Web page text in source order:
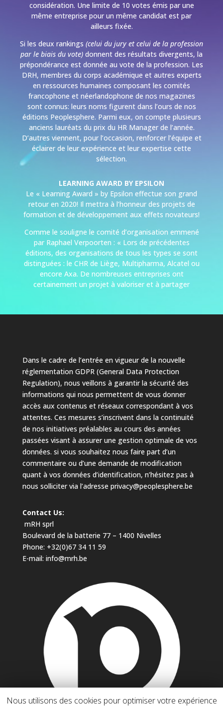
considération. Une limite de 10 votes émis par une
même entreprise pour un même candidat est par
ailleurs fixée.
Si les deux rankings (celui du jury et celui de la profession
par le biais du vote) donnent des résultats divergents, la
prépondérance est donnée au vote de la profession. Les
DRH, membres du corps académique et autres experts
en ressources humaines composant les comités
francophone et néerlandophone de nos magazines
sont connus: leurs noms figurent dans l’ours de nos
éditions Peoplesphere. Parmi eux, on compte plusieurs
anciens lauréats du prix du HR Manager de l’année.
D’autres viennent, pour l’occasion, renforcer l’équipe et
éclairer de leur expérience et leur expertise cette
sélection.
LEARNING AWARD BY EPSILON
Le « Learning Award » by Epsilon effectue son grand
retour en 2020! Il mettra à l’honneur des projets de
formation et de développement aux effets novateurs!
Comme le souligne le comité d’organisation emmené
par Raphael Verpoorten : « Lors de précédentes
éditions, des organisations de tous les types se sont
distinguées : le CHR de Liège, Multipharma, Alcatel ou
encore Axa. De nombreuses entreprises ont
certainement un projet à valoriser et à partager
Dans le cadre de l’entrée en vigueur de la nouvelle
réglementation GDPR (General Data Protection
Regulation), nous veillons à garantir la sécurité des
informations qui nous permettent de vous donner
accès aux contenus et réseaux correspondant à vos
attentes. Ces mesures s’inscrivent dans la continuité
de nos initiatives préalables au cours des années
passées visant à assurer une gestion optimale de vos
données. si vous souhaitez nous faire part d’un
commentaire ou d’une demande de modification
quant à vos données d’identification, n’hésitez pas à
nous solliciter via l’adresse privacy@peoplesphere.be
Contact Us:
mRH sprl
Boulevard de la batterie 77 – 1400 Nivelles
Phone: +32(0)67 34 11 59
E-mail: info@mrh.be
Nous utilisons des cookies pour optimiser votre expérience